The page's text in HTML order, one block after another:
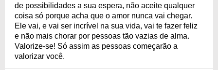
de possibilidades a sua espera, não aceite qualquer
coisa só porque acha que o amor nunca vai chegar.
Ele vai, e vai ser incrível na sua vida, vai te fazer feliz
e não mais chorar por pessoas tão vazias de alma.
Valorize-se! Só assim as pessoas começarão a
valorizar você.